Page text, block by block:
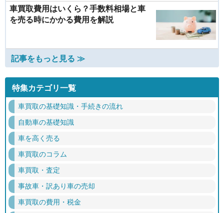
車買取費用はいくら？手数料相場と車
を売る時にかかる費用を解説
記事をもっと見る ≫
特集カテゴリ一覧
車買取の基礎知識・手続きの流れ
自動車の基礎知識
車を高く売る
車買取のコラム
車買取・査定
事故車・訳あり車の売却
車買取の費用・税金